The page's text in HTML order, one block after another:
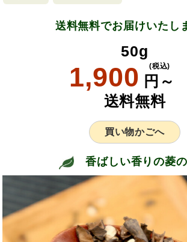
送料無料でお届けいたし
50g
1,900 円～
(税込)
送料無料
買い物かごへ
香ばしい香りの菱